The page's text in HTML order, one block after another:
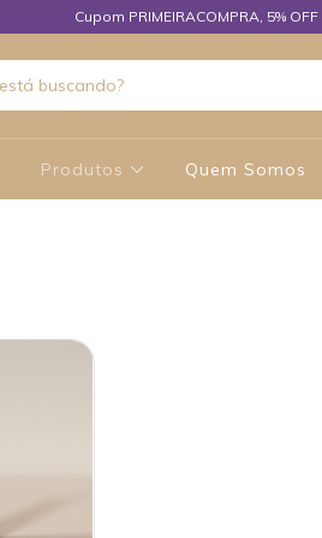
Cupom PRIMEIRACOMPRA, 5%
Produtos Quem Somos